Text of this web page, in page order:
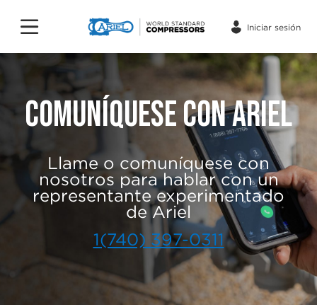
Iniciar sesión
COMUNÍQUESE CON ARIEL
Llame o comuníquese con
nosotros para hablar con un
representante experimentado
de Ariel
1(740) 397-0311